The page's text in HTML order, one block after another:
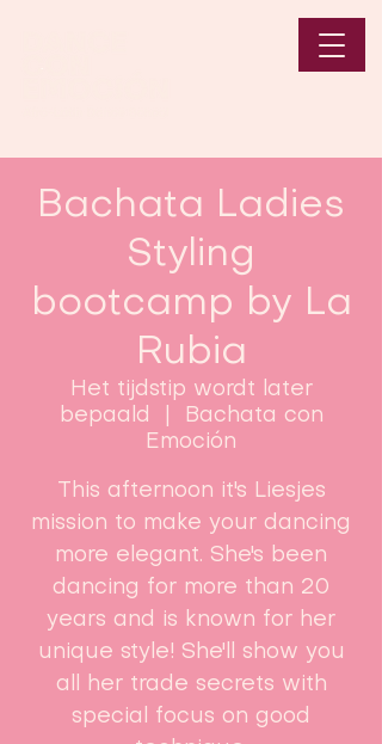
Bachata Ladies
Styling
bootcamp by La
Rubia
Het tijdstip wordt later
bepaald
Bachata con
Emoción
This afternoon it's Liesjes
mission to make your dancing
more elegant. She's been
dancing for more than 20
years and is known for her
unique style! She'll show you
all her trade secrets with
special focus on good